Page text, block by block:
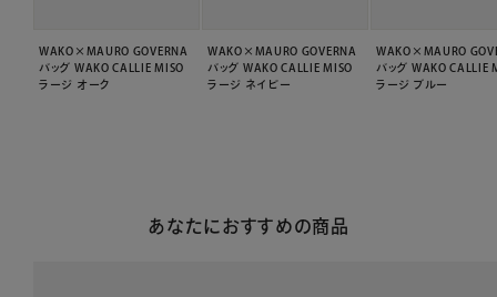
WAKO×MAURO GOVERNA
バッグ WAKO CALLIE MISO
ラージ オーク
WAKO×MAURO GOVERNA
バッグ WAKO CALLIE MISO
ラージ ネイビー
WAKO×MAURO
バッグ WAKO CALLIE
ラージ ブルー
あなたにおすすめの商品